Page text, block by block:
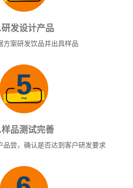
发设计产品
方案研发饮品并出具样品
品测试完善
品尝，确认是否达到客户研发要求